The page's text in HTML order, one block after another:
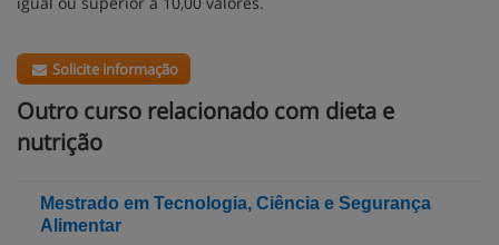
Solicite informação
Outro curso relacionado com dieta e
nutrição
Mestrado em Tecnologia, Ciência e Segurança
Alimentar